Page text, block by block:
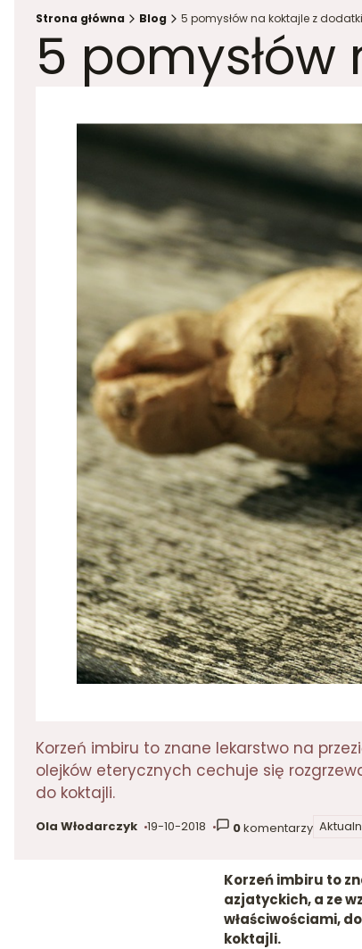
Strona główna Blog 5 pomysłów na koktajle z
5
Korzeń imbiru to znane lekarstwo na
olejków eterycznych cechuje się
do koktajli.
autor:
Ola Włodarczyk dodano:
19-10-2018 0komentarzyw
Korzeń imbiru to
azjatyckich, a ze
właściwościami,
koktajli.